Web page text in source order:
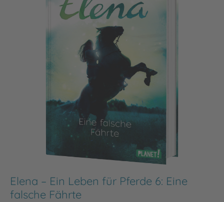
Elena – Ein Leben für Pferde 6: Eine
falsche Fährte